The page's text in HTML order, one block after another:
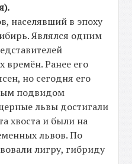
населявший в эпоху
Являлся одним
времён. Ранее его
но сегодня его
подвидом
львы достигали
хвоста и были на
львов. По
лигру, гибриду